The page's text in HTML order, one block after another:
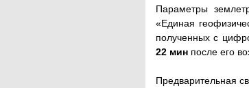
Параметры
«Единая
полученных с
22 мин после его
Предварительная